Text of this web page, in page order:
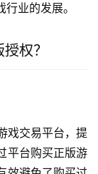
业的发展。
权？
戏交易平台，提
平台购买正版游